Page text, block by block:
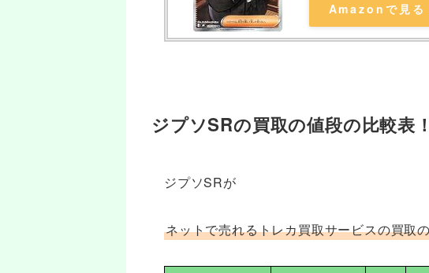
Amazonで見る
ジプソSRの買取の値段の比較表
ジプソSRが
ネットで売れるトレカ買取サービスの買取